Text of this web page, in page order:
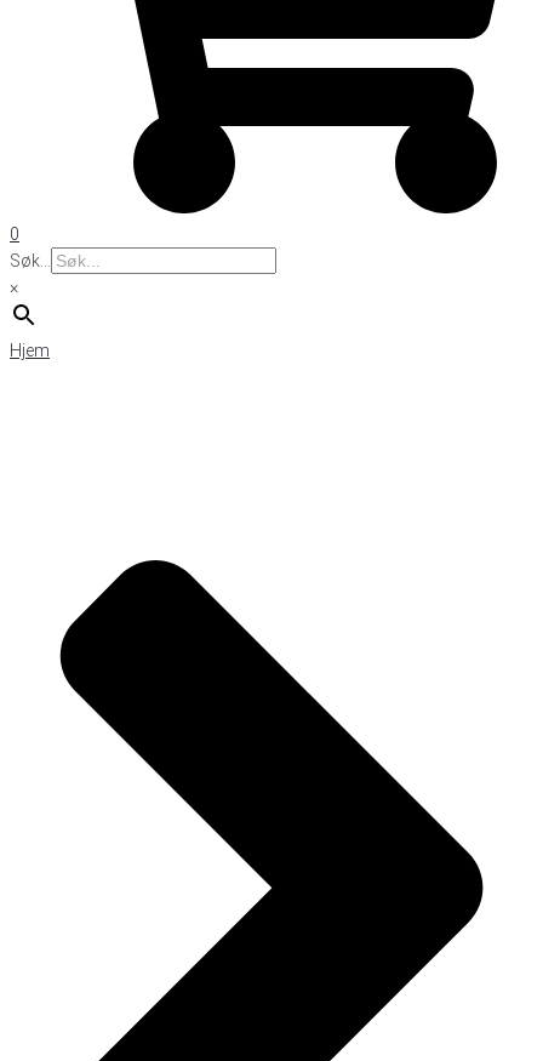
0
Søk...
×
Hjem